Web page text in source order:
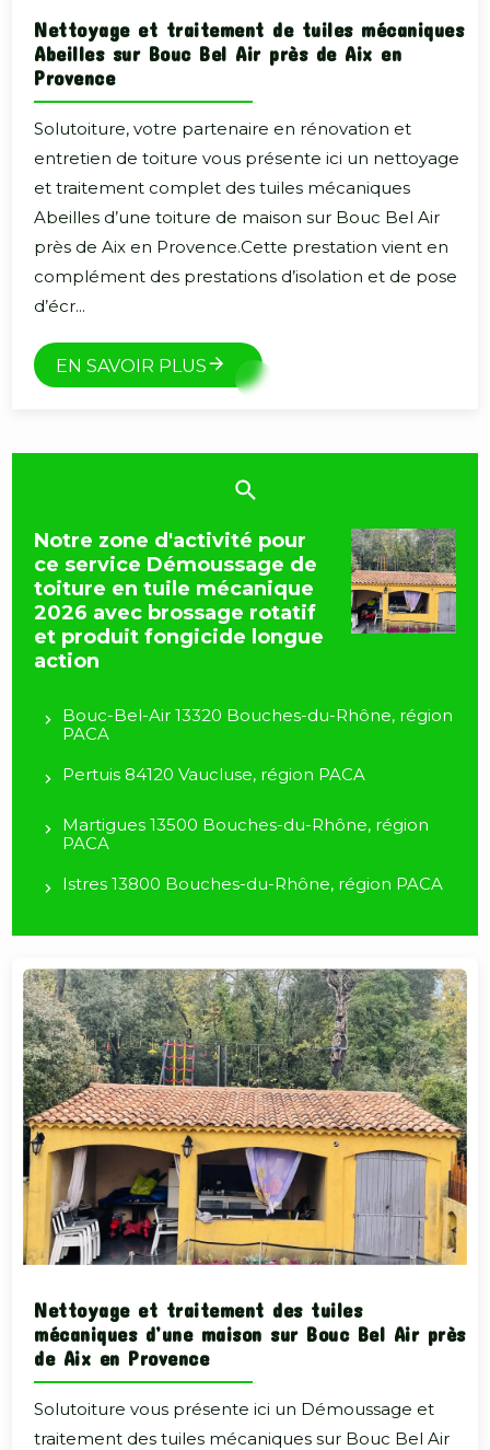
Nettoyage et traitement de tuiles mécaniques
Abeilles sur Bouc Bel Air près de Aix en
Provence
Solutoiture, votre partenaire en rénovation et
entretien de toiture vous présente ici un nettoyage
et traitement complet des tuiles mécaniques
Abeilles d’une toiture de maison sur Bouc Bel Air
près de Aix en Provence.Cette prestation vient en
complément des prestations d’isolation et de pose
d’écr...
EN SAVOIR PLUS
Notre zone d'activité pour
ce service Démoussage de
toiture en tuile mécanique
2026 avec brossage rotatif
et produit fongicide longue
action
Bouc-Bel-Air 13320 Bouches-du-Rhône, région
PACA
Pertuis 84120 Vaucluse, région PACA
Martigues 13500 Bouches-du-Rhône, région
PACA
Istres 13800 Bouches-du-Rhône, région PACA
Nettoyage et traitement des tuiles
mécaniques d’une maison sur Bouc Bel Air près
de Aix en Provence
Solutoiture vous présente ici un Démoussage et
traitement des tuiles mécaniques sur Bouc Bel Air